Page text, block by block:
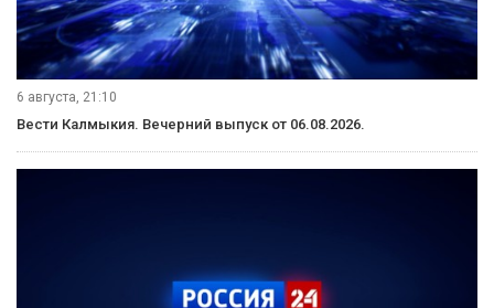
6 августа, 21:10
Вести Калмыкия. Вечерний выпуск от 06.08.2026.